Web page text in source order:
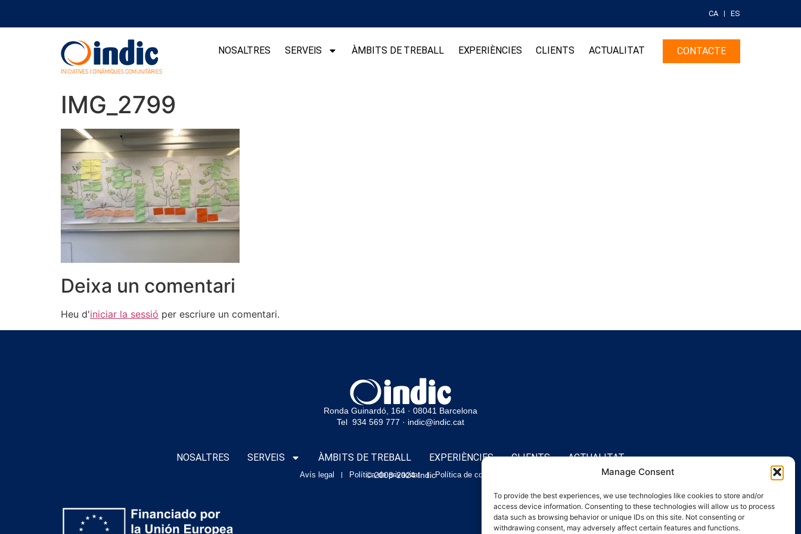
Manage Consent
To provide the best experiences, we use technologies like cookies to store and/or
access device information. Consenting to these technologies will allow us to process
data such as browsing behavior or unique IDs on this site. Not consenting or
withdrawing consent, may adversely affect certain features and functions.
CA ES
NOSALTRES SERVEIS ÀMBITS DE TREBALL EXPERIÈNCIES CLIENTS ACTUALITAT CONTACTE
IMG_2799
Deixa un comentari
Heu d'iniciar la sessió per escriure un comentari.
Ronda Guinardó, 164 · 08041 Barcelona
Tel 934 569 777 · indic@indic.cat
NOSALTRES SERVEIS ÀMBITS DE TREBALL EXPERIÈNCIES CLIENTS ACTUALITAT
Avís legal Política de privacitat Política de cookies
© 2008-2024 Indic